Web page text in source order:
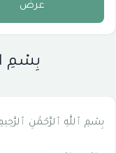
عرض
بِسْمِ
بِسْمِ ٱللَّهِ ٱلرَّحْمَٰنِ